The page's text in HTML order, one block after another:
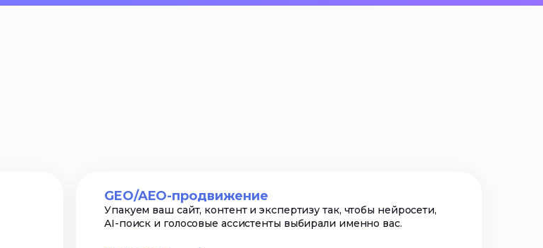
GEO/AEO-продвижение
Упакуем ваш сайт, контент и экспертизу так, чтобы нейросети,
AI-поиск и голосовые ассистенты выбирали именно вас.